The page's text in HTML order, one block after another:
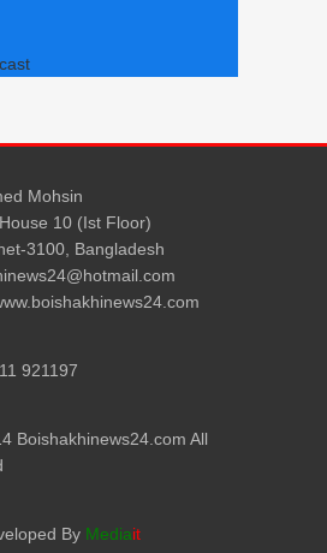
Mohsin
10 (Ist Floor)
3100, Bangladesh
921197
Boishakhinews24.com All
By Mediait